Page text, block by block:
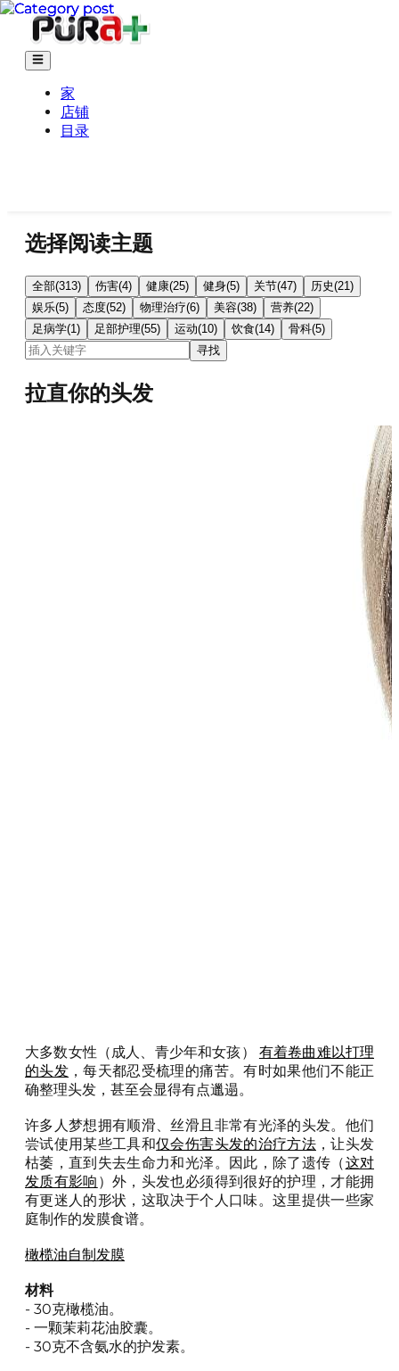
家
店铺
目录
选择阅读主题
全部(313) 伤害(4) 健康(25) 健身(5) 关节(47) 历史(21)
娱乐(5) 态度(52) 物理治疗(6) 美容(38) 营养(22)
足病学(1) 足部护理(55) 运动(10) 饮食(14) 骨科(5)
寻找
拉直你的头发
大多数女性（成人、青少年和女孩） 有着卷曲难以打理
的头发 ，每天都忍受梳理的痛苦。有时如果他们不能正
确整理头发，甚至会显得有点邋遢。
许多人梦想拥有顺滑、丝滑且非常有光泽的头发。他们
尝试使用某些工具和仅会伤害头发的治疗方法，让头发
枯萎，直到失去生命力和光泽。因此，除了遗传（这对
发质有影响 ）外，头发也必须得到很好的护理，才能拥
有更迷人的形状，这取决于个人口味。这里提供一些家
庭制作的发膜食谱。
橄榄油自制发膜
材料
- 30克橄榄油。
- 一颗茉莉花油胶囊。
- 30克不含氨水的护发素。